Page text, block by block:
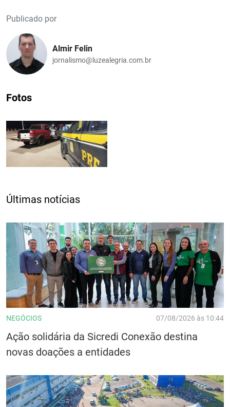
Publicado por
Almir Felin
jornalismo@luzealegria.com.br
Fotos
Últimas notícias
NEGÓCIOS 07/08/2026 às 10:44
Ação solidária da Sicredi Conexão destina
novas doações a entidades